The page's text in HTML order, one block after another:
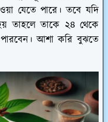
যেতে পারে। তবে যদি
তাহলে তাকে ২৪ থেকে
পারবেন। আশা করি বুঝতে